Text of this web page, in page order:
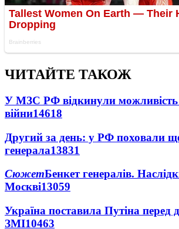
ЧИТАЙТЕ ТАКОЖ
У МЗС РФ відкинули можливість
війни14618
Другий за день: у РФ поховали
генерала13831
СюжетБенкет генералів.
Москві13059
Україна поставила Путіна перед
ЗМІ10463